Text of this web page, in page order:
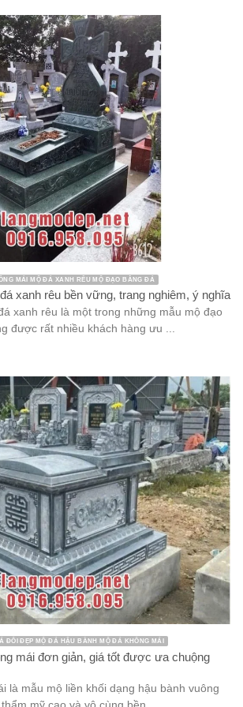
MÁI MỘ ĐÁ XANH RÊU MỘ ĐẠO BẰNG ĐÁ
xanh rêu bền vững, trang nghiêm, ý nghĩa
xanh rêu là một trong những mẫu mộ đạo
được rất nhiều khách hàng ưu ...
ĐÔI ĐẸP MỘ ĐÁ HẬU BÀNH MỘ ĐÁ KHÔNG MÁI
mái đơn giản, giá tốt được ưa chuộng
là mẫu mộ liền khối dạng hậu bành vuông